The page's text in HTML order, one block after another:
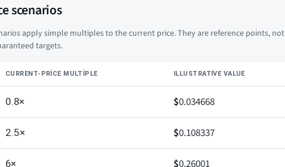
scenarios
apply simple multiples to the current price. They are reference points, not
targets.
CURRENT-PRICE MULTIPLE ILLUSTRATIVE VALUE
0.8× $0.034668
2.5× $0.108337
6× $0.26001